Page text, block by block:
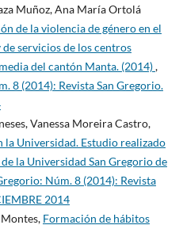
Muñoz, Ana María Ortolá
de la violencia de género en el
servicios de los centros
del cantón Manta. (2014),
8 (2014): Revista San Gregorio.
Vanessa Moreira Castro,
la Universidad. Estudio realizado
la Universidad San Gregorio de
Núm. 8 (2014): Revista
2014
Formación de hábitos